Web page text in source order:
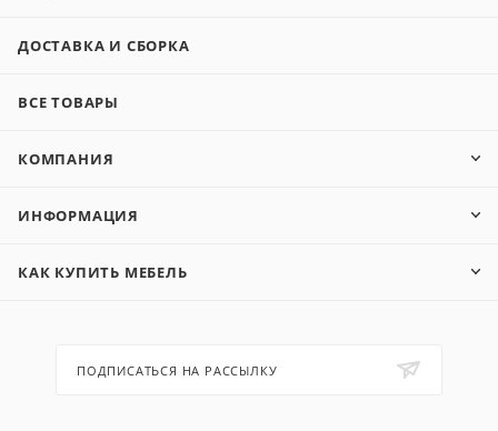
ДОСТАВКА И СБОРКА
ВСЕ ТОВАРЫ
КОМПАНИЯ
ИНФОРМАЦИЯ
КАК КУПИТЬ МЕБЕЛЬ
ПОДПИСАТЬСЯ НА РАССЫЛКУ